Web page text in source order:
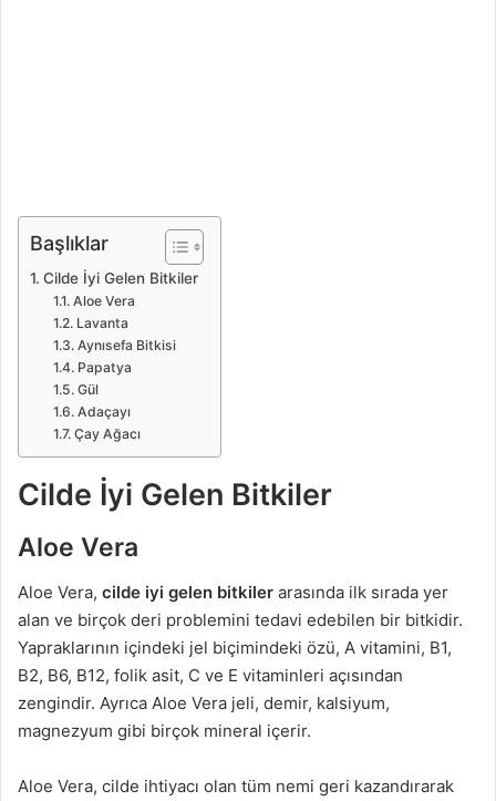
Başlıklar
Cilde İyi Gelen Bitkiler
Aloe Vera
Lavanta
Aynısefa Bitkisi
Papatya
Gül
Adaçayı
Çay Ağacı
Cilde İyi Gelen Bitkiler
Aloe Vera
Aloe Vera, cilde iyi gelen bitkiler arasında ilk sırada yer
alan ve birçok deri problemini tedavi edebilen bir bitkidir.
Yapraklarının içindeki jel biçimindeki özü, A vitamini, B1,
B2, B6, B12, folik asit, C ve E vitaminleri açısından
zengindir. Ayrıca Aloe Vera jeli, demir, kalsiyum,
magnezyum gibi birçok mineral içerir.
Aloe Vera, cilde ihtiyacı olan tüm nemi geri kazandırarak